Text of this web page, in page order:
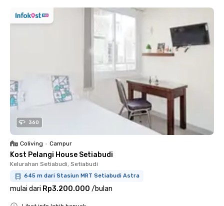
360
Coliving • Campur
Kost Pelangi House Setiabudi
Kelurahan Setiabudi, Setiabudi
645 m dari Stasiun MRT Setiabudi Astra
mulai dari Rp3.200.000 /bulan